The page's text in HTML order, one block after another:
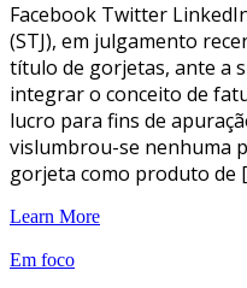
Facebook Twitter
(STJ), em julgamento
título de gorjetas, ante a
integrar o conceito de
lucro para fins de
vislumbrou-se nenhuma
gorjeta como produto de
Learn More
Em foco